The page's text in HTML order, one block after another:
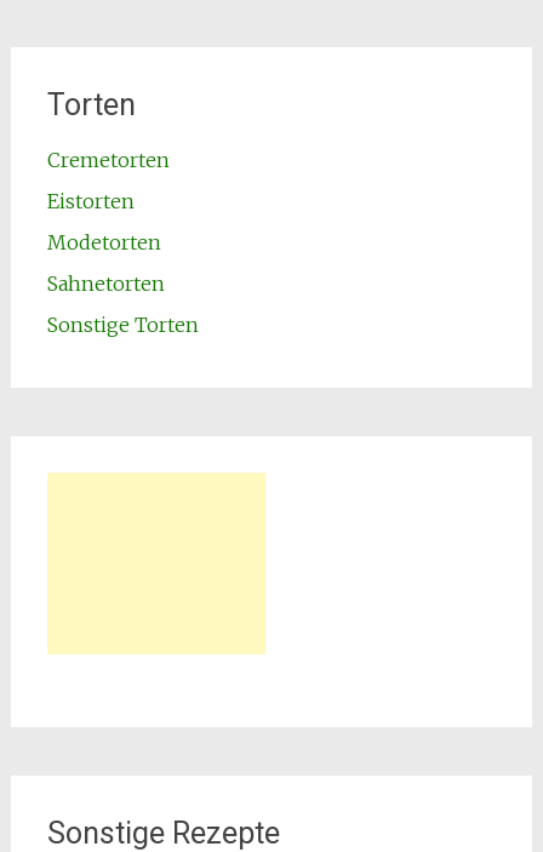
Torten
Cremetorten
Eistorten
Modetorten
Sahnetorten
Sonstige Torten
Sonstige Rezepte